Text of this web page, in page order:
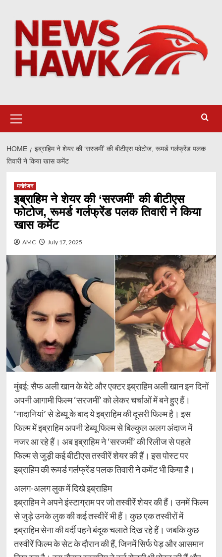
content
Menu
HOME
इब्राहिम ने शेयर की ‘सरजमीं’ की बीटीएस फोटोज, रूमर्ड गर्लफ्रेंड पलक
तिवारी ने किया खास कमेंट
मनोरंजन
इब्राहिम ने शेयर की ‘सरजमीं’ की बीटीएस
फोटोज, रूमर्ड गर्लफ्रेंड पलक तिवारी ने किया
खास कमेंट
AMC July 17, 2025
मुंबई: सैफ अली खान के बेटे और एक्टर इब्राहिम अली खान इन दिनों
अपनी आगामी फिल्म ‘सरजमीं’ को लेकर चर्चाओं में बने हुए हैं।
‘नादानियां’ से डेब्यू के बाद ये इब्राहिम की दूसरी फिल्म है। इस
फिल्म में इब्राहिम अपनी डेब्यू फिल्म से बिल्कुल अलग अंदाज में
नजर आ रहे हैं। अब इब्राहिम ने ‘सरजमीं’ की रिलीज से पहले
फिल्म से जुड़ी कई बीटीएस तस्वीरें शेयर की हैं। इस पोस्ट पर
इब्राहिम की रूमर्ड गर्लफ्रेंड पलक तिवारी ने कमेंट भी किया है।
अलग-अलग लुक में दिखे इब्राहिम
इब्राहिम ने अपने इंस्टाग्राम पर जो तस्वीरेंं शेयर की हैं। उनमें फिल्म
से जुड़े उनके लुक की कई तस्वीरें भी हैं। कुछ एक तस्वीरों में
इब्राहिम सेना की वर्दी पहने बंदूक चलाते दिख रहे हैं। जबकि कुछ
तस्वीरें फिल्म के सेट के दौरान की हैं, जिनमें सिर्फ पेड़ और आसमान